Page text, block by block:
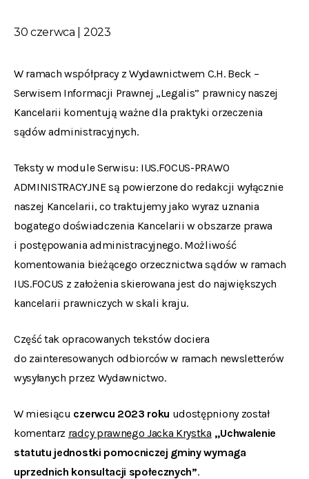
30 czerwca | 2023
W ramach współpracy z Wydawnictwem C.H. Beck –
Serwisem Informacji Prawnej „Legalis” prawnicy naszej
Kancelarii komentują ważne dla praktyki orzeczenia
sądów administracyjnych.
Teksty w module Serwisu: IUS.FOCUS-PRAWO
ADMINISTRACYJNE są powierzone do redakcji wyłącznie
naszej Kancelarii, co traktujemy jako wyraz uznania
bogatego doświadczenia Kancelarii w obszarze prawa
i postępowania administracyjnego. Możliwość
komentowania bieżącego orzecznictwa sądów w ramach
IUS.FOCUS z założenia skierowana jest do największych
kancelarii prawniczych w skali kraju.
Część tak opracowanych tekstów dociera
do zainteresowanych odbiorców w ramach newsletterów
wysyłanych przez Wydawnictwo.
W miesiącu czerwcu 2023 roku udostępniony został
komentarz radcy prawnego Jacka Krystka „Uchwalenie
statutu jednostki pomocniczej gminy wymaga
uprzednich konsultacji społecznych”.